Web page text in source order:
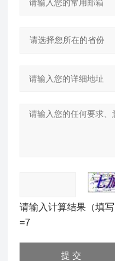
请输入计算结果（填
=7